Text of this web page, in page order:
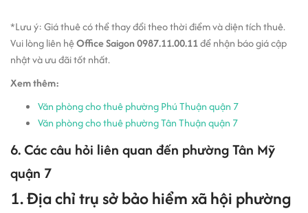
*Lưu ý: Giá thuê có thể thay đổi theo thời điểm và diện tích thuê.
Vui lòng liên hệOffice Saigon 0987.11.00.11để nhận báo giá cập
nhật và ưu đãi tốt nhất.
Xem thêm:
Văn phòng cho thuê phường Phú Thuận quận 7
Văn phòng cho thuê phường Tân Thuận quận 7
6. Các câu hỏi liên quan đến phường Tân Mỹ
quận 7
1. Địa chỉ trụ sở bảo hiểm xã hội phường